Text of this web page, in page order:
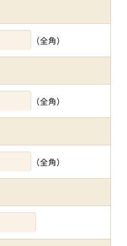
（全角）
（全角）
（全角）